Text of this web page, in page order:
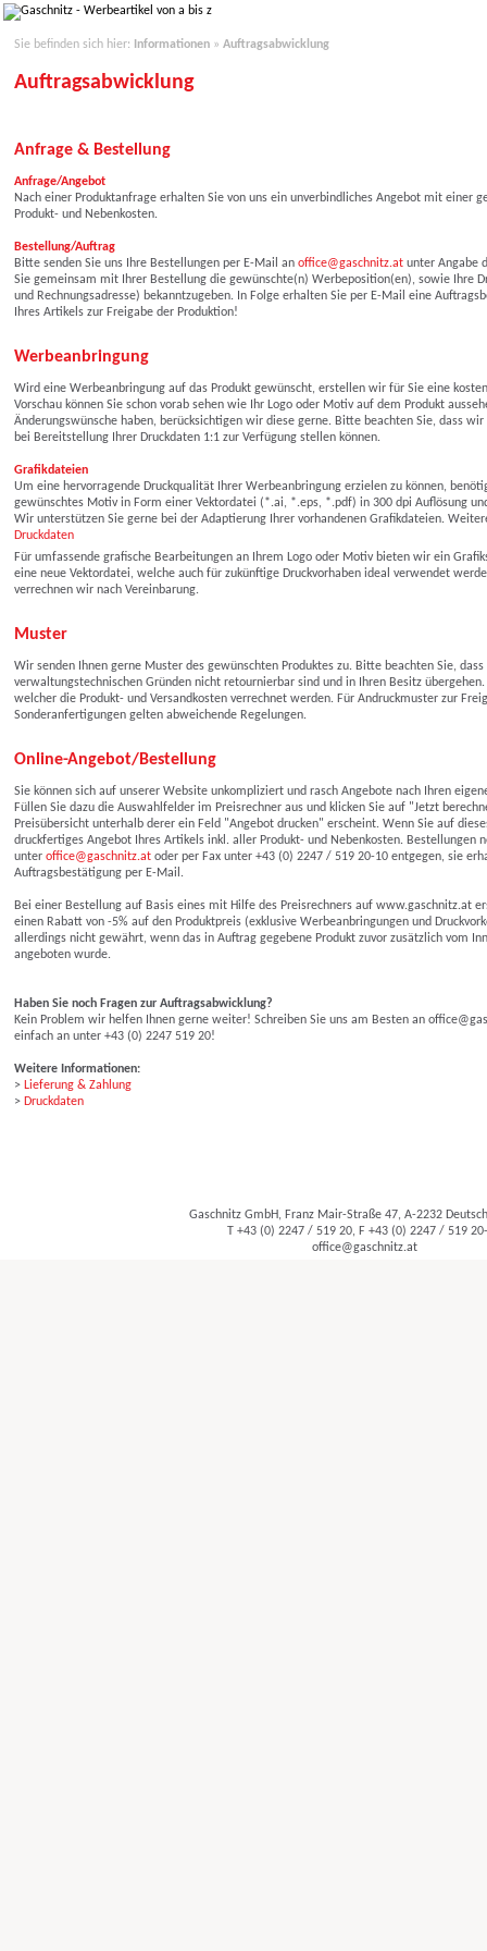
Sie befinden sich hier: Informationen » Auftragsabwicklung
Auftragsabwicklung
Anfrage & Bestellung
Anfrage/Angebot
Nach einer Produktanfrage erhalten Sie von uns ein unverbindliches Angebot mit einer
Produkt- und Nebenkosten.
Bestellung/Auftrag
Bitte senden Sie uns Ihre Bestellungen per E-Mail an office@gaschnitz.at unter Angabe
Sie gemeinsam mit Ihrer Bestellung die gewünschte(n) Werbeposition(en), sowie Ihre
und Rechnungsadresse) bekanntzugeben. In Folge erhalten Sie per E-Mail eine
Ihres Artikels zur Freigabe der Produktion!
Werbeanbringung
Wird eine Werbeanbringung auf das Produkt gewünscht, erstellen wir für Sie eine
Vorschau können Sie schon vorab sehen wie Ihr Logo oder Motiv auf dem Produkt
Änderungswünsche haben, berücksichtigen wir diese gerne. Bitte beachten Sie, dass
bei Bereitstellung Ihrer Druckdaten 1:1 zur Verfügung stellen können.
Grafikdateien
Um eine hervorragende Druckqualität Ihrer Werbeanbringung erzielen zu können,
gewünschtes Motiv in Form einer Vektordatei (*.ai, *.eps, *.pdf) in 300 dpi Auflösung
Wir unterstützen Sie gerne bei der Adaptierung Ihrer vorhandenen Grafikdateien.
Druckdaten
Für umfassende grafische Bearbeitungen an Ihrem Logo oder Motiv bieten wir ein
eine neue Vektordatei, welche auch für zukünftige Druckvorhaben ideal verwendet
verrechnen wir nach Vereinbarung.
Muster
Wir senden Ihnen gerne Muster des gewünschten Produktes zu. Bitte beachten Sie,
verwaltungstechnischen Gründen nicht retournierbar sind und in Ihren Besitz
welcher die Produkt- und Versandkosten verrechnet werden. Für Andruckmuster zur
Sonderanfertigungen gelten abweichende Regelungen.
Online-Angebot/Bestellung
Sie können sich auf unserer Website unkompliziert und rasch Angebote nach Ihren
Füllen Sie dazu die Auswahlfelder im Preisrechner aus und klicken Sie auf "Jetzt
Preisübersicht unterhalb derer ein Feld "Angebot drucken" erscheint. Wenn Sie auf
druckfertiges Angebot Ihres Artikels inkl. aller Produkt- und Nebenkosten. Bestellungen
unter office@gaschnitz.at oder per Fax unter +43 (0) 2247 / 519 20-10 entgegen, sie
Auftragsbestätigung per E-Mail.
Bei einer Bestellung auf Basis eines mit Hilfe des Preisrechners auf www.gaschnitz.at
einen Rabatt von -5% auf den Produktpreis (exklusive Werbeanbringungen und
allerdings nicht gewährt, wenn das in Auftrag gegebene Produkt zuvor zusätzlich vom
angeboten wurde.
Haben Sie noch Fragen zur Auftragsabwicklung?
Kein Problem wir helfen Ihnen gerne weiter! Schreiben Sie uns am Besten an
einfach an unter +43 (0) 2247 519 20!
Weitere Informationen:
> Lieferung & Zahlung
> Druckdaten
Gaschnitz GmbH, Franz Mair-Straße 47, A-2232
T +43 (0) 2247 / 519 20, F +43 (0) 2247 / 519
office@gaschnitz.at